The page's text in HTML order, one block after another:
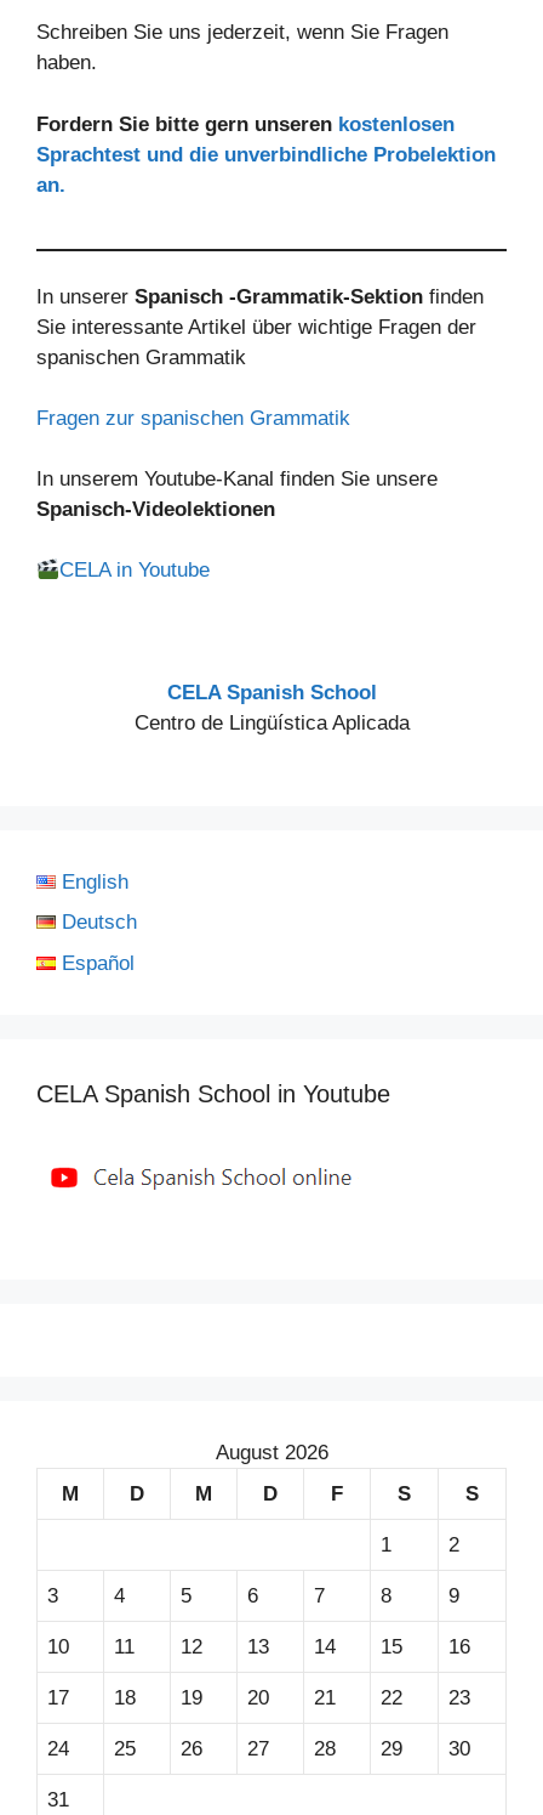
Schreiben Sie uns jederzeit, wenn Sie Fragen
haben.
Fordern Sie bitte gern unseren kostenlosen
Sprachtest und die unverbindliche Probelektion
an.
In unserer Spanisch -Grammatik-Sektion finden
Sie interessante Artikel über wichtige Fragen der
spanischen Grammatik
Fragen zur spanischen Grammatik
In unserem Youtube-Kanal finden Sie unsere
Spanisch-Videolektionen
CELA in Youtube
CELA Spanish School
Centro de Lingüística Aplicada
English
Deutsch
Español
CELA Spanish School in Youtube
August 2026
M
D M D F S S
1 2
3 4 5 6 7 8 9
10 11 12 13 14 15 16
17 18 19 20 21 22 23
24 25 26 27 28 29 30
31